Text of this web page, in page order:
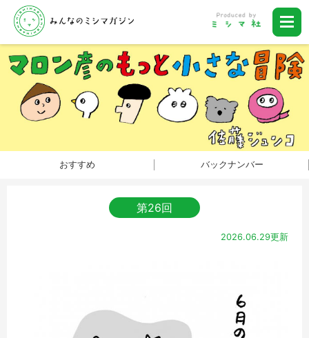
おすすめ バックナンバー
第26回
2026.06.29更新